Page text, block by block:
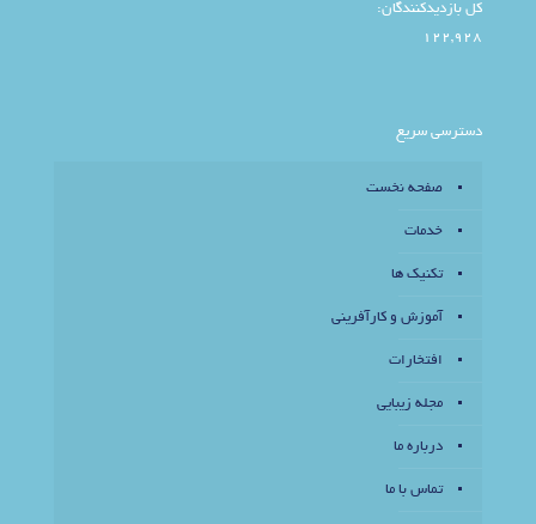
کل بازدیدکنند‌گان:
122,928
دسترسی سریع
صفحه نخست
خدمات
تکنیک ها
آموزش و کارآفرینی
افتخارات
مجله زیبایی
درباره ما
تماس با ما